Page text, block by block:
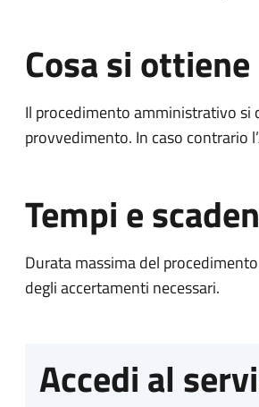
Cosa si ottiene
Il procedimento amministrativo si
provvedimento. In caso contrario
Tempi e
Durata massima del
degli accertamenti necessari.
Accedi al